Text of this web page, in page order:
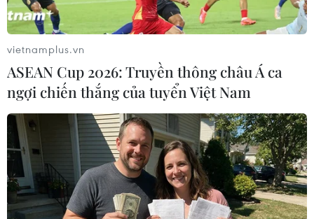
68 tỷ USD bị rút khỏi Credit Suisse chỉ
trong quý 1 năm 2023
24/04/2023 07:39
Khách hàng của Credit Suisse đã nhanh chóng rút tiền
vietnamplus.vn
ASEAN Cup 2026: Truyền thông châu Á ca
ngợi chiến thắng của tuyển Việt Nam